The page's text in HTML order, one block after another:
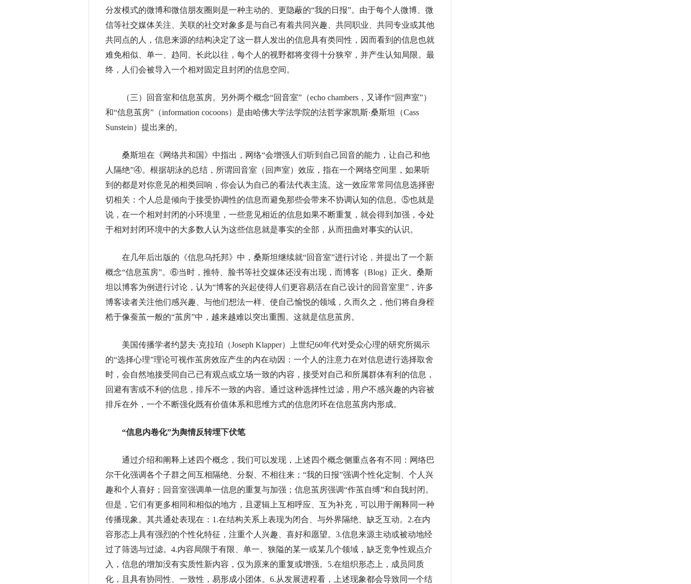
分发模式的微博和微信朋友圈则是一种主动的、更隐蔽的“我的日报”。由于每个人微博、微
信等社交媒体关注、关联的社交对象多是与自己有着共同兴趣、共同职业、共同专业或其他
共同点的人，信息来源的结构决定了这一群人发出的信息具有类同性，因而看到的信息也就
难免相似、单一、趋同。长此以往，每个人的视野都将变得十分狭窄，并产生认知局限。最
终，人们会被导入一个相对固定且封闭的信息空间。
（三）回音室和信息茧房。
另外两个概念“回音室”（echo chambers，又译作“回声室”）
和“信息茧房”（information cocoons）是由哈佛大学法学院的法哲学家凯斯·桑斯坦（Cass
Sunstein）提出来的。
桑斯坦在《网络共和国》中指出，网络“会增强人们听到自己回音的能力，让自己和他
人隔绝”④。根据胡泳的总结，所谓回音室（回声室）效应，指在一个网络空间里，如果听
到的都是对你意见的相类回响，你会认为自己的看法代表主流。这一效应常常同信息选择密
切相关：个人总是倾向于接受协调性的信息而避免那些会带来不协调认知的信息。⑤也就是
说，在一个相对封闭的小环境里，一些意见相近的信息如果不断重复，就会得到加强，令处
于相对封闭环境中的大多数人认为这些信息就是事实的全部，从而扭曲对事实的认识。
在几年后出版的《信息乌托邦》中，桑斯坦继续就“回音室”进行讨论，并提出了一个新
概念“信息茧房”。⑥当时，推特、脸书等社交媒体还没有出现，而博客（Blog）正火。桑斯
坦以博客为例进行讨论，认为“博客的兴起使得人们更容易活在自己设计的回音室里”，许多
博客读者关注他们感兴趣、与他们想法一样、使自己愉悦的领域，久而久之，他们将自身桎
梏于像蚕茧一般的“茧房”中，越来越难以突出重围。这就是信息茧房。
美国传播学者约瑟夫·克拉珀（Joseph Klapper）上世纪60年代对受众心理的研究所揭示
的“选择心理”理论可视作茧房效应产生的内在动因：一个人的注意力在对信息进行选择取舍
时，会自然地接受同自己已有观点或立场一致的内容，接受对自己和所属群体有利的信息，
回避有害或不利的信息，排斥不一致的内容。通过这种选择性过滤，用户不感兴趣的内容被
排斥在外，一个不断强化既有价值体系和思维方式的信息闭环在信息茧房内形成。
“信息内卷化”为舆情反转埋下伏笔
通过介绍和阐释上述四个概念，我们可以发现，上述四个概念侧重点各有不同：网络巴
尔干化强调各个子群之间互相隔绝、分裂、不相往来；“我的日报”强调个性化定制、个人兴
趣和个人喜好；回音室强调单一信息的重复与加强；信息茧房强调“作茧自缚”和自我封闭。
但是，它们有更多相同和相似的地方，且逻辑上互相呼应、互为补充，可以用于阐释同一种
传播现象。其共通处表现在：1.在结构关系上表现为闭合、与外界隔绝、缺乏互动。2.在内
容形态上具有强烈的个性化特征，注重个人兴趣、喜好和愿望。3.信息来源主动或被动地经
过了筛选与过滤。4.内容局限于有限、单一、狭隘的某一或某几个领域，缺乏竞争性观点介
入，信息的增加没有实质性新内容，仅为原来的重复或增强。5.在组织形态上，成员同质
化，且具有协同性、一致性，易形成小团体。6.从发展进程看，上述现象都会导致同一个结